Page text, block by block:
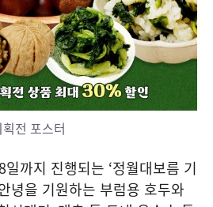
전 포스터
일까지 진행되는 ‘정월대보름 기
녕을 기원하는 부럼용 호두와